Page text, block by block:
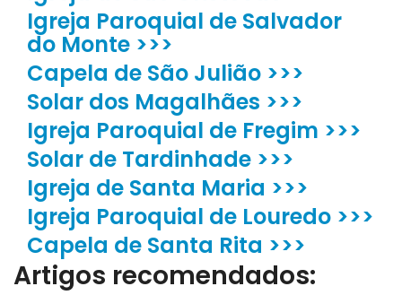
Igreja Paroquial de Salvador
do Monte >>>
Capela de São Julião >>>
Solar dos Magalhães >>>
Igreja Paroquial de Fregim >>>
Solar de Tardinhade >>>
Igreja de Santa Maria >>>
Igreja Paroquial de Louredo >>>
Capela de Santa Rita >>>
Artigos recomendados: